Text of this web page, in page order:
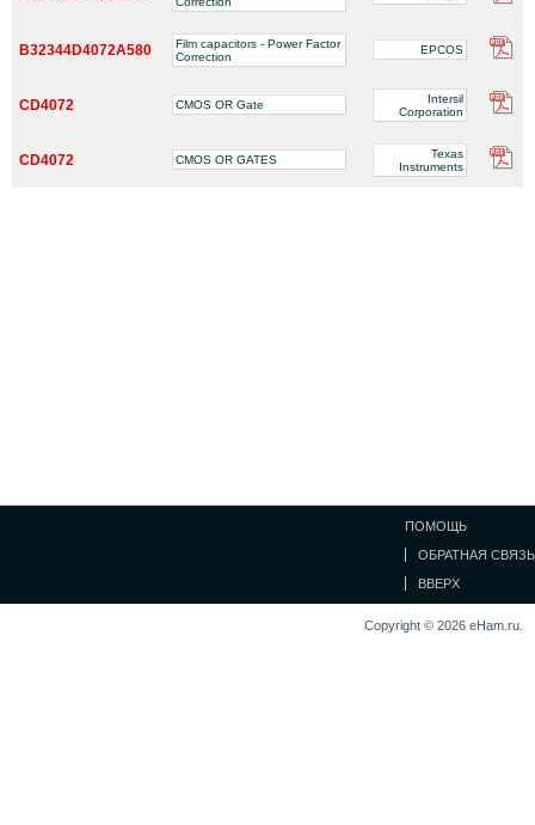
B32344D4072A580
Film capacitors - Power Factor
Correction
EPCOS
CD4072 CMOS OR Gate
Intersil
Corporation
CD4072 CMOS OR GATES
Texas
Instruments
ПОМОЩЬ
ОБРАТНАЯ СВЯЗЬ
ВВЕРХ
Copyright © 2026 eHam.ru.